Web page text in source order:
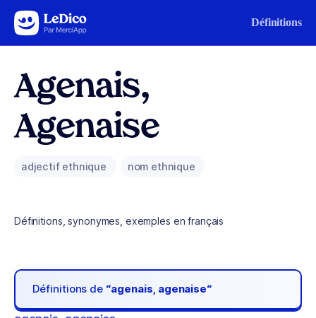
Aller au contenu Définitions
Agenais,
Agenaise
adjectif ethnique nom ethnique
Définitions, synonymes, exemples en français
Définitions de “agenais, agenaise“